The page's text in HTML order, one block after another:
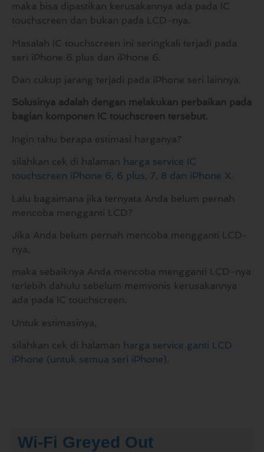
maka bisa dipastikan kerusakannya ada pada IC
touchscreen dan bukan pada LCD-nya.
Masalah IC touchscreen ini seringkali terjadi pada
seri iPhone 6 plus dan iPhone 6.
Dan cukup jarang terjadi pada iPhone seri lainnya.
Solusinya adalah dengan melakukan perbaikan pada
bagian komponen IC touchscreen tersebut.
Ingin tahu berapa estimasi harganya?
silahkan cek di halaman harga service IC
touchscreen iPhone 6, 6 plus, 7, 8 dan iPhone X.
Lalu bagaimana jika ternyata Anda belum pernah
mencoba mengganti LCD?
Jika Anda belum pernah mencoba mengganti LCD-
nya,
maka sebaiknya Anda mencoba mengganti LCD-nya
terlebih dahulu sebelum memvonis kerusakannya
ada pada IC touchscreen.
Untuk estimasinya,
silahkan cek di halaman harga service ganti LCD
iPhone (untuk semua seri iPhone).
Wi-Fi Greyed Out